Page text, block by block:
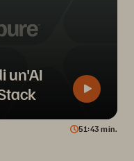
un'AI
51 43 min.